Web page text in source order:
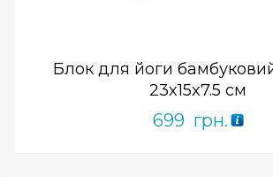
Блок для йоги
23x15x7.5 см
699 грн.